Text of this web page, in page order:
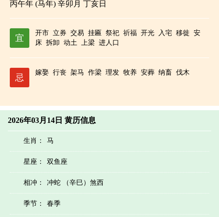
丙午年 (马年) 辛卯月 丁亥日
宜
开市 立券 交易 挂匾 祭祀 祈福 开光 入宅 移徙 安
床 拆卸 动土 上梁 进人口
忌
嫁娶 行丧 架马 作梁 理发 牧养 安葬 纳畜 伐木
2026年03月14日 黄历信息
生肖： 马
星座： 双鱼座
相冲： 冲蛇 （辛巳）煞西
季节： 春季